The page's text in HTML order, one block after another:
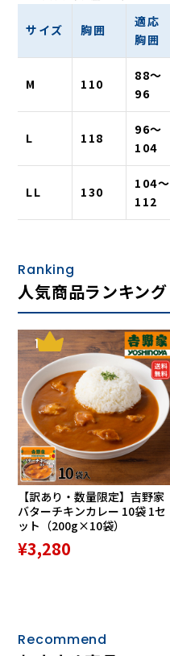
サイズ 胸囲
適応
胸囲
M 110
88〜
96
L 118
96〜
104
LL 130
104〜
112
Ranking
人気商品ランキング
1
【訳あり・数量限定】吉野家
バターチキンカレー 10袋 1セ
ット（200g×10袋）
¥3,280
Recommend